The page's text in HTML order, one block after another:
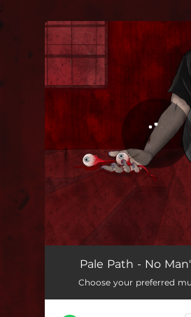
You're all set!
No Man's Savior
Pale Path - No
Choose your preferred